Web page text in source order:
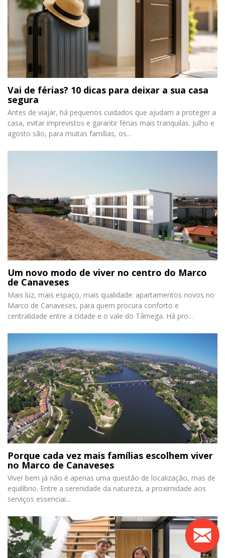
Vai de férias? 10 dicas para deixar a sua casa
segura
Antes de viajar, há pequenos cuidados que ajudam a proteger a
casa, evitar imprevistos e garantir férias mais tranquilas. Julho e
agosto são, para muitas famílias, os...
Um novo modo de viver no centro do Marco
de Canaveses
Mais luz, mais espaço, mais qualidade: apartamentos novos no
Marco de Canaveses, para quem procura conforto e
centralidade entre a cidade e o vale do Tâmega. Há pro...
Porque cada vez mais famílias escolhem viver
no Marco de Canaveses
Viver bem já não é apenas uma questão de localização, mas de
equilíbrio. Entre a serenidade da natureza, a proximidade aos
serviços essenciai...